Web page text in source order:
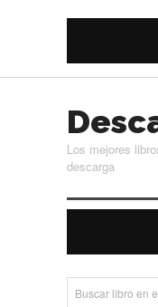
Los mejores
descarga